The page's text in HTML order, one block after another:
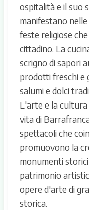
ospitalità e il suo
manifestano
feste religiose
cittadino. La
scrigno di sapori
prodotti freschi e
salumi e dolci
L'arte e la
vita di
spettacoli che
promuovono la
monumenti
patrimonio
opere d'arte di
storica.